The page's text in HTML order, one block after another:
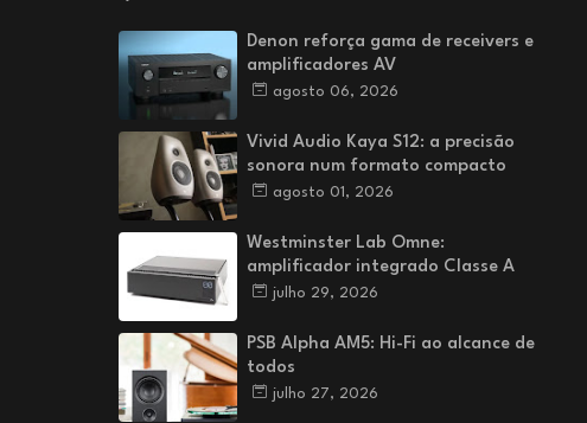
Denon reforça gama de receivers e
amplificadores AV
agosto 06, 2026
Vivid Audio Kaya S12: a precisão
sonora num formato compacto
agosto 01, 2026
Westminster Lab Omne:
amplificador integrado Classe A
julho 29, 2026
PSB Alpha AM5: Hi-Fi ao alcance de
todos
julho 27, 2026